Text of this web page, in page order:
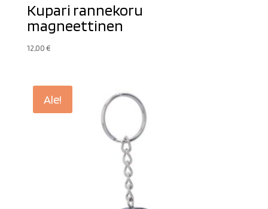
Kupari rannekoru
magneettinen
12,00€
Ale!